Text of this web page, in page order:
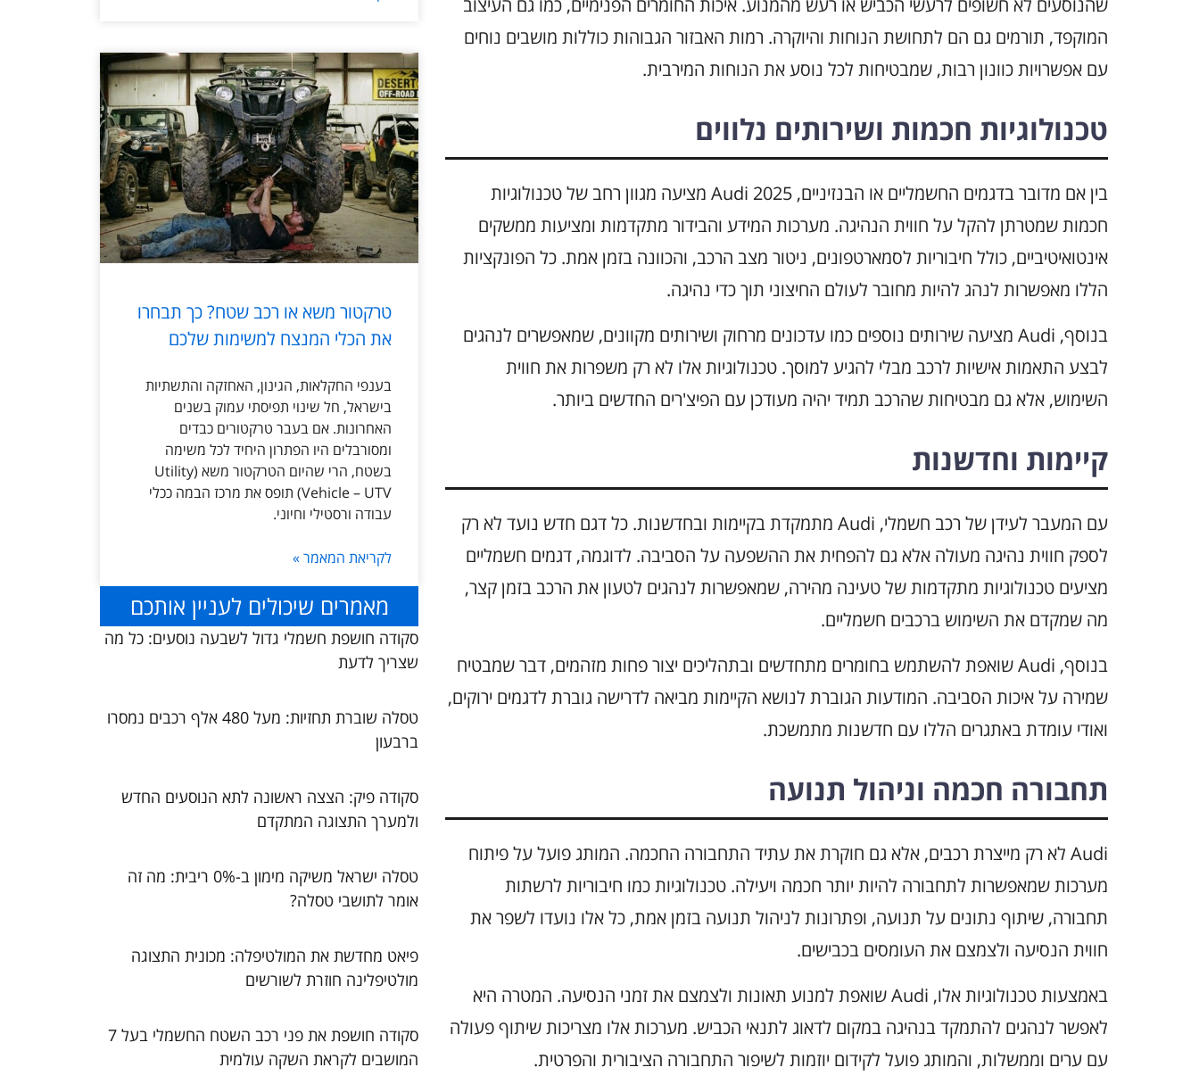
שהנוסעים לא חשופים לרעשי הכביש או רעש מהמנוע. איכות החומרים הפנימיים, כמו גם העיצוב
המוקפד, תורמים גם הם לתחושת הנוחות והיוקרה. רמות האבזור הגבוהות כוללות מושבים נוחים
עם אפשרויות כוונון רבות, שמבטיחות לכל נוסע את הנוחות המירבית.
טכנולוגיות חכמות ושירותים נלווים
בין אם מדובר בדגמים החשמליים או הבנזיניים, Audi 2025 מציעה מגוון רחב של טכנולוגיות
חכמות שמטרתן להקל על חווית הנהיגה. מערכות המידע והבידור מתקדמות ומציעות ממשקים
אינטואיטיביים, כולל חיבוריות לסמארטפונים, ניטור מצב הרכב, והכוונה בזמן אמת. כל הפונקציות
הללו מאפשרות לנהג להיות מחובר לעולם החיצוני תוך כדי נהיגה.
בנוסף, Audi מציעה שירותים נוספים כמו עדכונים מרחוק ושירותים מקוונים, שמאפשרים לנהגים
לבצע התאמות אישיות לרכב מבלי להגיע למוסך. טכנולוגיות אלו לא רק משפרות את חווית
השימוש, אלא גם מבטיחות שהרכב תמיד יהיה מעודכן עם הפיצ'רים החדשים ביותר.
קיימות וחדשנות
עם המעבר לעידן של רכב חשמלי, Audi מתמקדת בקיימות ובחדשנות. כל דגם חדש נועד לא רק
לספק חווית נהיגה מעולה אלא גם להפחית את ההשפעה על הסביבה. לדוגמה, דגמים חשמליים
מציעים טכנולוגיות מתקדמות של טעינה מהירה, שמאפשרות לנהגים לטעון את הרכב בזמן קצר,
מה שמקדם את השימוש ברכבים חשמליים.
בנוסף, Audi שואפת להשתמש בחומרים מתחדשים ובתהליכים יצור פחות מזהמים, דבר שמבטיח
שמירה על איכות הסביבה. המודעות הגוברת לנושא הקיימות מביאה לדרישה גוברת לדגמים ירוקים,
ואודי עומדת באתגרים הללו עם חדשנות מתמשכת.
תחבורה חכמה וניהול תנועה
Audi לא רק מייצרת רכבים, אלא גם חוקרת את עתיד התחבורה החכמה. המותג פועל על פיתוח
מערכות שמאפשרות לתחבורה להיות יותר חכמה ויעילה. טכנולוגיות כמו חיבוריות לרשתות
תחבורה, שיתוף נתונים על תנועה, ופתרונות לניהול תנועה בזמן אמת, כל אלו נועדו לשפר את
חווית הנסיעה ולצמצם את העומסים בכבישים.
באמצעות טכנולוגיות אלו, Audi שואפת למנוע תאונות ולצמצם את זמני הנסיעה. המטרה היא
לאפשר לנהגים להתמקד בנהיגה במקום לדאוג לתנאי הכביש. מערכות אלו מצריכות שיתוף פעולה
עם ערים וממשלות, והמותג פועל לקידום יוזמות לשיפור התחבורה הציבורית והפרטית.
טרקטור משא או רכב שטח? כך תבחרו
את הכלי המנצח למשימות שלכם
בענפי החקלאות, הגינון, האחזקה והתשתיות
בישראל, חל שינוי תפיסתי עמוק בשנים
האחרונות. אם בעבר טרקטורים כבדים
ומסורבלים היו הפתרון היחיד לכל משימה
בשטח, הרי שהיום הטרקטור משא (Utility
Vehicle – UTV) תופס את מרכז הבמה ככלי
עבודה ורסטילי וחיוני.
לקריאת המאמר »
מאמרים שיכולים לעניין אותכם
סקודה חושפת חשמלי גדול לשבעה נוסעים: כל מה
שצריך לדעת
טסלה שוברת תחזיות: מעל 480 אלף רכבים נמסרו
ברבעון
סקודה פיק: הצצה ראשונה לתא הנוסעים החדש
ולמערך התצוגה המתקדם
טסלה ישראל משיקה מימון ב-0% ריבית: מה זה
אומר לתושבי טסלה?
פיאט מחדשת את המולטיפלה: מכונית התצוגה
מולטיפלינה חוזרת לשורשים
סקודה חושפת את פני רכב השטח החשמלי בעל 7
המושבים לקראת השקה עולמית